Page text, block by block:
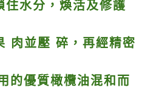
住水分，煥活及修護
肉並壓 碎，再經精密
的優質橄欖油混和而